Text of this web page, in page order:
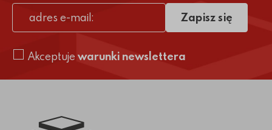
adres e-mail
Akceptuje warunki newslettera
Zapisz się
Link do strony głównej